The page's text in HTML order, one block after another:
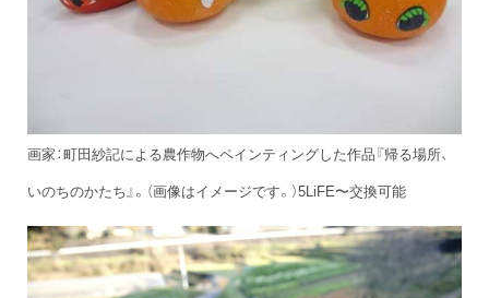
画家：町田紗記による農作物へペインティングした作品『帰る場所、
いのちのかたち』。（画像はイメージです。）5LiFE〜交換可能